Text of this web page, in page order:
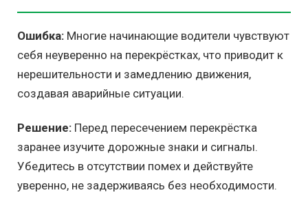
Ошибка: Многие начинающие водители чувствуют
себя неуверенно на перекрёстках, что приводит к
нерешительности и замедлению движения,
создавая аварийные ситуации.
Решение: Перед пересечением перекрёстка
заранее изучите дорожные знаки и сигналы.
Убедитесь в отсутствии помех и действуйте
уверенно, не задерживаясь без необходимости.